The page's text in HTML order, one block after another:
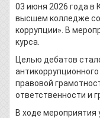
03 июня 2026 года в
высшем колледже
коррупции». В
курса.
Целью дебатов
правовой
ответственности и
В ходе мероприятия